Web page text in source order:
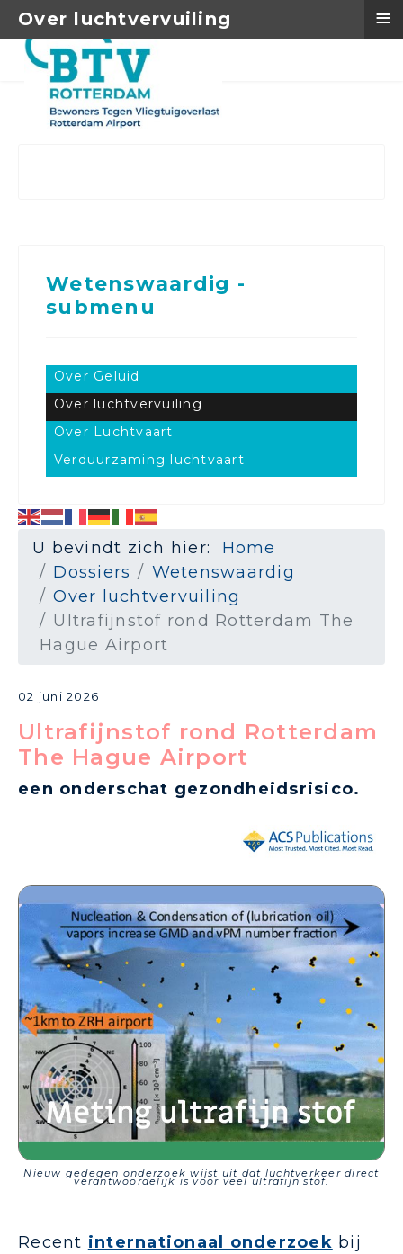
Wetenswaardig -
submenu
Over Geluid
Over luchtvervuiling
Over Luchtvaart
Verduurzaming luchtvaart
U bevindt zich hier: Home
Dossiers
Wetenswaardig
Over luchtvervuiling
Ultrafijnstof rond Rotterdam The
Hague Airport
02 juni 2026
Ultrafijnstof rond Rotterdam
The Hague Airport
een onderschat gezondheidsrisico.
Nieuw gedegen onderzoek wijst uit dat luchtverkeer direct
verantwoordelijk is voor veel ultrafijn stof.
Recent internationaal onderzoek bij
Over luchtvervuiling ≡